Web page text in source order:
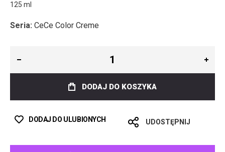
125 ml
Seria: CeCe Color Creme
DODAJ DO KOSZYKA
DODAJ DO ULUBIONYCH UDOSTĘPNIJ